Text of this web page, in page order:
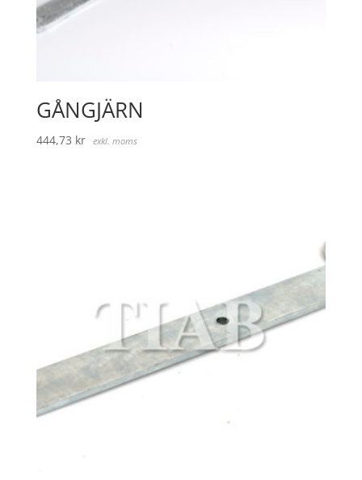
GÅNGJÄRN
444,73 kr exkl. moms